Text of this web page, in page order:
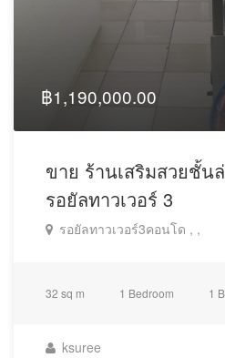
฿1,190,000.00
ขาย ร้านเสริมสวยชั้น
รอยัลทาวเวอร์ 3‭
รอยัลทาวเวอร์3คอนโด , ,
32 sq m 1 Bedroom 1
ksuree